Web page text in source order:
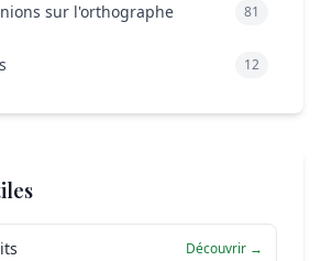
sur l'orthographe 81
12
Découvrir →